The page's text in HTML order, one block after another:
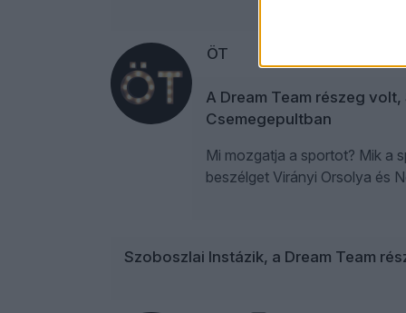
ÖT
A Dream Team részeg
Csemegepultban
Mi mozgatja a sportot? Mik a
beszélget Virányi Orsolya és
Szoboszlai Instázik, a Dream Team